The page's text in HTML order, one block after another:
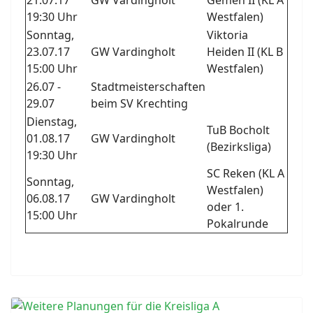
19:30 Uhr
Westfalen)
Sonntag,
23.07.17
15:00 Uhr
GW Vardingholt
Viktoria
Heiden II (KL B
Westfalen)
26.07 -
29.07
Stadtmeisterschaften
beim SV Krechting
Dienstag,
01.08.17
19:30 Uhr
GW Vardingholt
TuB Bocholt
(Bezirksliga)
Sonntag,
06.08.17
15:00 Uhr
GW Vardingholt
SC Reken (KL A
Westfalen)
oder 1.
Pokalrunde